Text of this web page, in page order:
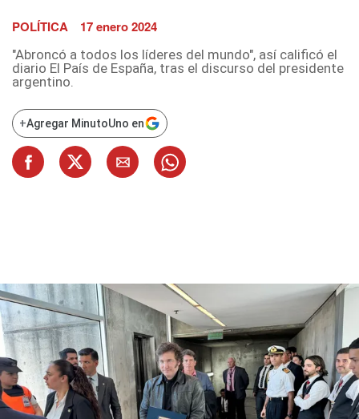
POLÍTICA 17 enero 2024
"Abroncó a todos los líderes del mundo", así calificó el
diario El País de España, tras el discurso del presidente
argentino.
+Agregar MinutoUno en